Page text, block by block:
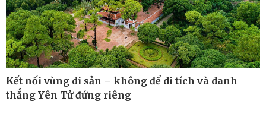
Kinh tế
Bất động sản
Khởi nghiệp
Thị trường
Giá vàng
Tiêu dùng
Tỷ giá
Chứng khoán
Kết nối vùng di sản – không để di tích và danh
thắng Yên Tử đứng riêng